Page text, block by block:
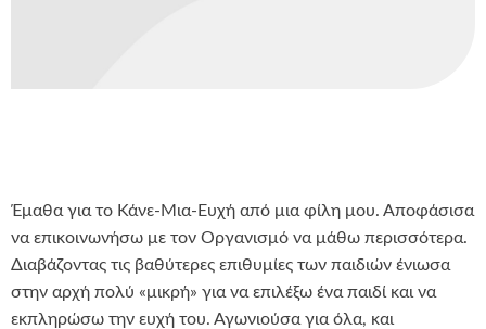
Έμαθα για το Κάνε-Μια-Ευχή από μια φίλη μου. Αποφάσισα
να επικοινωνήσω με τον Οργανισμό να μάθω περισσότερα.
Διαβάζοντας τις βαθύτερες επιθυμίες των παιδιών ένιωσα
στην αρχή πολύ «μικρή» για να επιλέξω ένα παιδί και να
εκπληρώσω την ευχή του. Αγωνιούσα για όλα, και